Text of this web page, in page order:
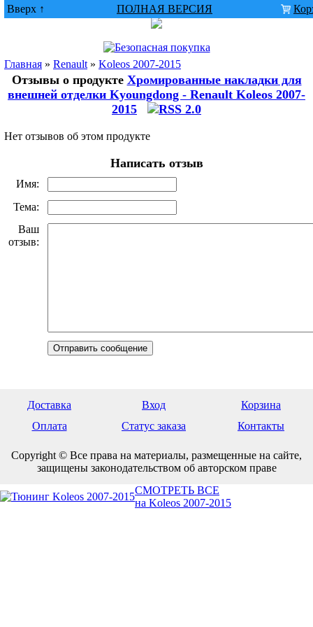
Вверх ↑ ПОЛНАЯ ВЕРСИЯ
Главная » Renault » Koleos 2007-2015
Отзывы о продукте Хромированные накладки для
внешней отделки Kyoungdong - Renault Koleos 2007-
2015
Нет отзывов об этом продукте
Написать отзыв
Имя:
Тема:
Ваш
отзыв:
Доставка Вход
Корзина
Оплата
Статус заказа Контакты
Copyright © Все права на материалы, размещенные на сайте,
защищены законодательством об авторском праве
СМОТРЕТЬ ВСЕ
на Koleos 2007-2015